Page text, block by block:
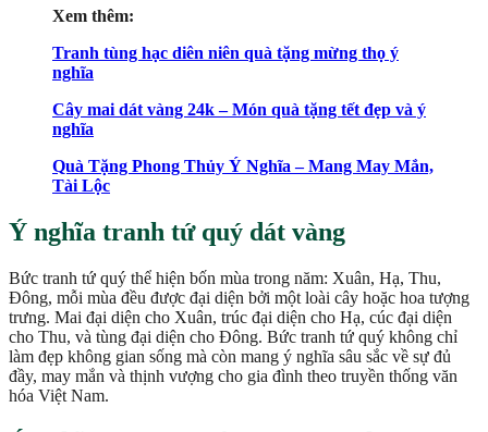
Xem thêm:
Tranh tùng hạc diên niên quà tặng mừng thọ ý
nghĩa
Cây mai dát vàng 24k – Món quà tặng tết đẹp và ý
nghĩa
Quà Tặng Phong Thủy Ý Nghĩa – Mang May Mắn,
Tài Lộc
Ý nghĩa tranh tứ quý dát vàng
Bức tranh tứ quý thể hiện bốn mùa trong năm: Xuân, Hạ, Thu,
Đông, mỗi mùa đều được đại diện bởi một loài cây hoặc hoa tượng
trưng. Mai đại diện cho Xuân, trúc đại diện cho Hạ, cúc đại diện
cho Thu, và tùng đại diện cho Đông. Bức tranh tứ quý không chỉ
làm đẹp không gian sống mà còn mang ý nghĩa sâu sắc về sự đủ
đầy, may mắn và thịnh vượng cho gia đình theo truyền thống văn
hóa Việt Nam.